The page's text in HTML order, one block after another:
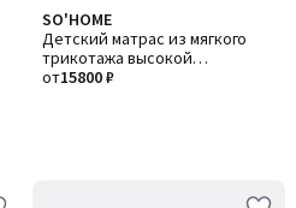
SO'HOME
Детский матрас из мягкого
трикотажа высокой
жесткости
от15800 ₽